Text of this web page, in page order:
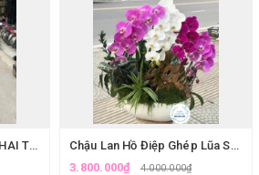
CHẬU LAN HỒ TRẮNG KHAI TRƯƠNG TẠI NAM TỪ LIÊM | ELISEFLOWERS
Chậu Lan Hồ Điệp Ghép Lũa Sang Trọng, Tài Lộc Chưng Tết | Eliseflowers
3.800.000₫
4.000.000₫